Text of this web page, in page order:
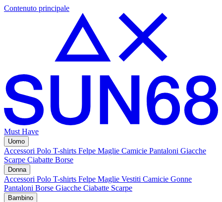
Contenuto principale
Must Have
Uomo
Accessori Polo T-shirts Felpe Maglie Camicie Pantaloni Giacche
Scarpe Ciabatte Borse
Donna
Accessori Polo T-shirts Felpe Maglie Vestiti Camicie Gonne
Pantaloni Borse Giacche Ciabatte Scarpe
Bambino